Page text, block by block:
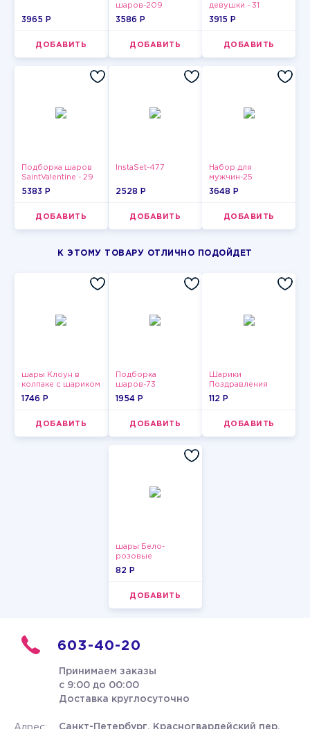
3965 P
ДОБАВИТЬ
шаров-209
3586 P
ДОБАВИТЬ
девушки - 31
3915 P
ДОБАВИТЬ
Подборка шаров
SaintValentine - 29
5383 P
ДОБАВИТЬ
InstaSet-477
2528 P
ДОБАВИТЬ
Набор для
мужчин-25
3648 P
ДОБАВИТЬ
К ЭТОМУ ТОВАРУ ОТЛИЧНО ПОДОЙДЕТ
шары Клоун в
колпаке с шариком
1746 P
ДОБАВИТЬ
Подборка
шаров-73
1954 P
ДОБАВИТЬ
Шарики
Поздравления
112 P
ДОБАВИТЬ
шары Бело-
розовые
пастельные
82 P
ДОБАВИТЬ
603-40-20
Принимаем заказы
с 9:00 до 00:00
Доставка круглосуточно
Санкт-Петербург, Красногвардейский пер.